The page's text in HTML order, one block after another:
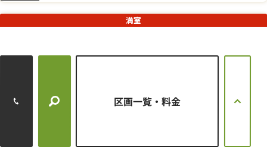
大今里南ライゼガレージ
満室
区画一覧・料金